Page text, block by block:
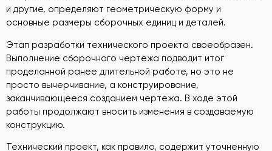
и другие, определяют геометрическую форму и
основные размеры сборочных единиц и деталей.
Этап разработки технического проекта своеобразен.
Выполнение сборочного чертежа подводит итог
проделанной ранее длительной работе, но это не
просто вычерчивание, а конструирование,
заканчивающееся созданием чертежа. В ходе этой
работы продолжают вносить изменения в создаваемую
конструкцию.
Технический проект, как правило, содержит уточненную